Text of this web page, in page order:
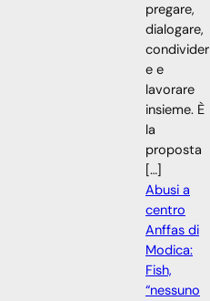
pregare,
dialogare,
condivider
e e
lavorare
insieme. È
la
proposta
[…]
Abusi a
centro
Anffas di
Modica:
Fish,
“nessuno